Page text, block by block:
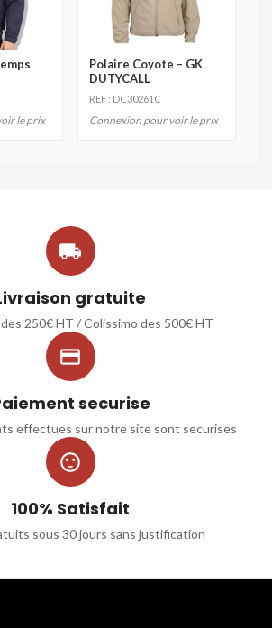
le prix
Polaire Coyote – GK
DUTYCALL
REF : DC30261C
Connexion pour voir le prix

gratuite
250€ HT / Colissimo des 500€ HT

securise
effectues sur notre site sont securises

100% Satisfait
sous 30 jours sans justification